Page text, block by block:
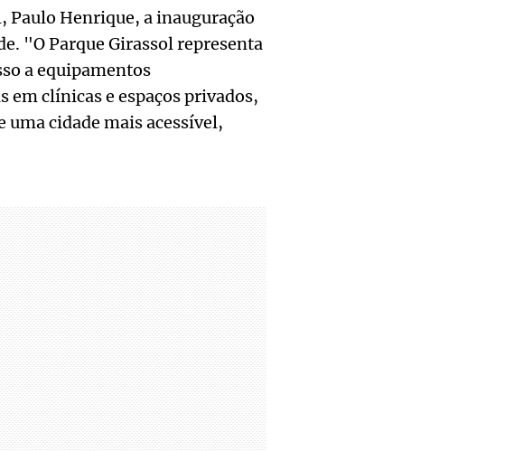
Paulo Henrique, a inauguração
"O Parque Girassol representa
a equipamentos
clínicas e espaços privados,
uma cidade mais acessível,